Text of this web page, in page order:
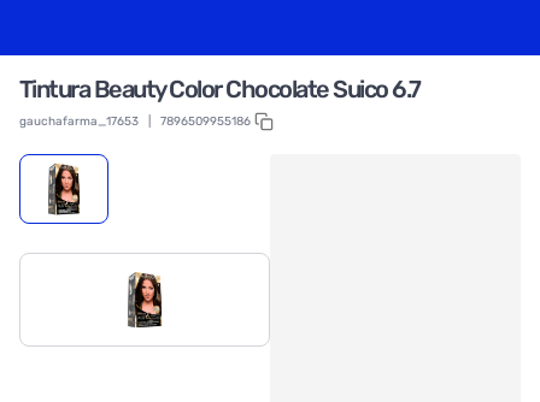
Tintura Beauty Color Chocolate Suico 6.7
gauchafarma_17653 7896509955186